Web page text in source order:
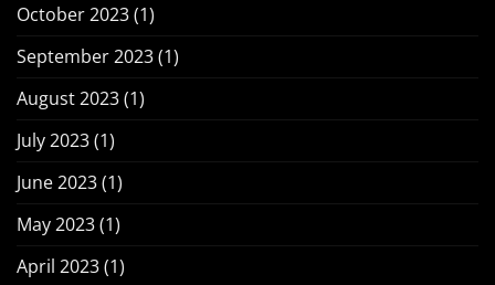
October 2023(1)
September 2023(1)
August 2023(1)
July 2023(1)
June 2023(1)
May 2023(1)
April 2023(1)